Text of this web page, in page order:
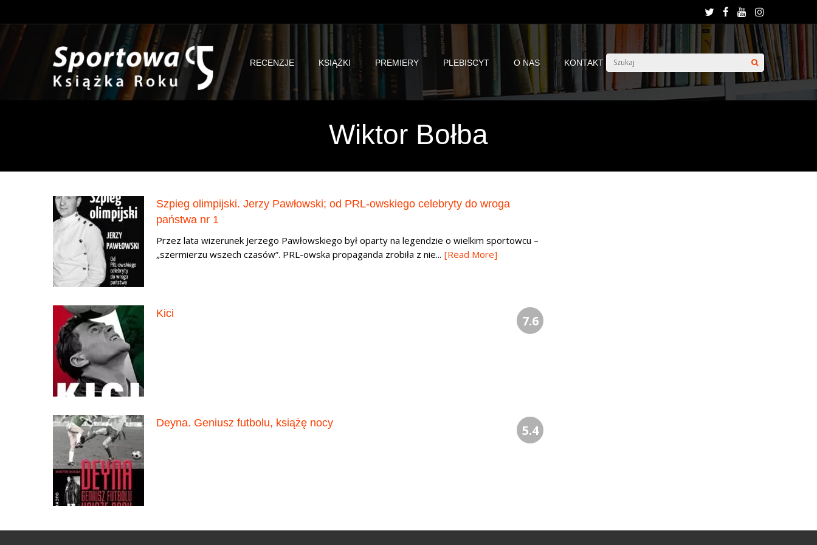
RECENZJE KSIĄŻKI PREMIERY PLEBISCYT O NAS KONTAKT
Wiktor Bołba
Szpieg olimpijski. Jerzy Pawłowski; od PRL-owskiego celebryty do wroga
państwa nr 1
Przez lata wizerunek Jerzego Pawłowskiego był oparty na legendzie o wielkim sportowcu –
„szermierzu wszech czasów”. PRL-owska propaganda zrobiła z nie... [Read More]
7.6
Kici
5.4
Deyna. Geniusz futbolu, książę nocy